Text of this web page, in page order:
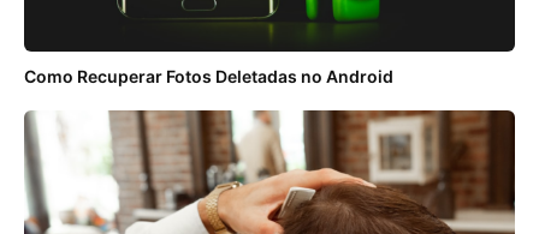
Como Recuperar Fotos Deletadas no Android